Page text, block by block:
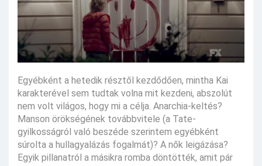
Egyébként a hetedik résztől kezdődően, mintha Kai
karakterével sem tudtak volna mit kezdeni, abszolút
nem volt világos, hogy mi a célja. Anarchia-keltés?
Manson örökségének továbbvitele (a Tate-
gyilkosságról való beszéde szerintem egyébként
súrolta a hullagyalázás fogalmát)? A nők leigázása?
Egyik pillanatról a másikra romba döntötték, amit pár